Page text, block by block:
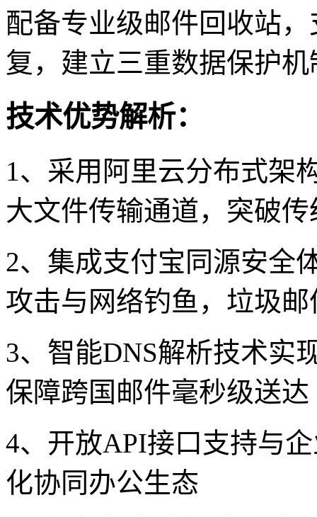
配备专业级邮件回收站
复，建立三重数据保护机
技术优势解析：
1、采用阿里云分布式架
大文件传输通道，突破
2、集成支付宝同源安全
攻击与网络钓鱼，垃圾邮
3、智能DNS解析技术实
保障跨国邮件毫秒级送达
4、开放API接口支持与
化协同办公生态